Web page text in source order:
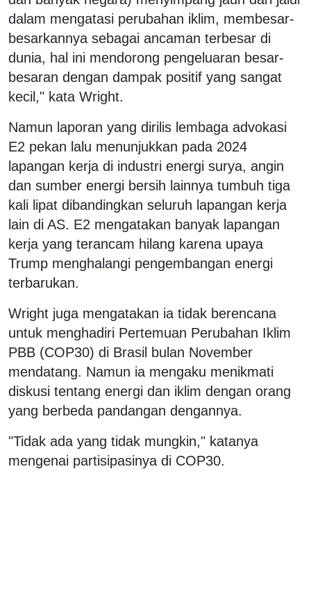
dalam mengatasi perubahan iklim, membesar-
besarkannya sebagai ancaman terbesar di
dunia, hal ini mendorong pengeluaran besar-
besaran dengan dampak positif yang sangat
kecil," kata Wright.
Namun laporan yang dirilis lembaga advokasi
E2 pekan lalu menunjukkan pada 2024
lapangan kerja di industri energi surya, angin
dan sumber energi bersih lainnya tumbuh tiga
kali lipat dibandingkan seluruh lapangan kerja
lain di AS. E2 mengatakan banyak lapangan
kerja yang terancam hilang karena upaya
Trump menghalangi pengembangan energi
terbarukan.
Wright juga mengatakan ia tidak berencana
untuk menghadiri Pertemuan Perubahan Iklim
PBB (COP30) di Brasil bulan November
mendatang. Namun ia mengaku menikmati
diskusi tentang energi dan iklim dengan orang
yang berbeda pandangan dengannya.
"Tidak ada yang tidak mungkin," katanya
mengenai partisipasinya di COP30.